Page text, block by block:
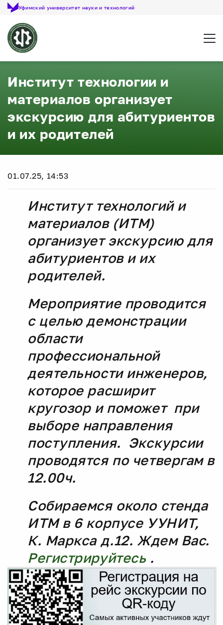
Уфимский университет науки и технологий
Институт технологии и
материалов организует
экскурсию для абитуриентов
и их родителей
01.07.25, 14:53
Институт технологий и
материалов (ИТМ)
организует экскурсию для
абитуриентов и их
родителей.
Мероприятие проводится
с целью демонстрации
области
профессиональной
деятельности инженеров,
которое расширит
кругозор и поможет при
выборе направления
поступления. Экскурсии
проводятся по четвергам в
12.00ч.
Собираемся около стенда
ИТМ в 6 корпусе УУНИТ,
К. Маркса д.12. Ждем Вас.
Регистрируйтесь .